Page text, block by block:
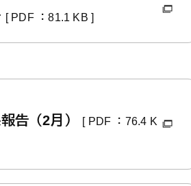
[ PDF ：81.1 KB ]
告（2月）
[ PDF ：76.4 K